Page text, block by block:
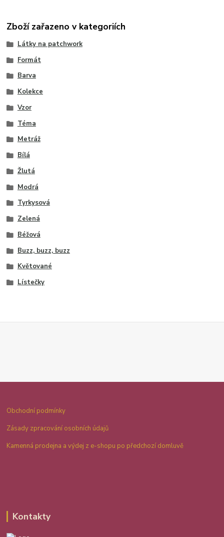
Zboží zařazeno v kategoriích
Látky na patchwork
Formát
Barva
Kolekce
Vzor
Téma
Metráž
Bílá
Žlutá
Modrá
Tyrkysová
Zelená
Béžová
Buzz, buzz, buzz
Květované
Lístečky
Obchodní podmínky
Zásady zpracování osobních údajů
Kamenná prodejna a výdej z e-shopu po předchozí domluvě
Kontakty